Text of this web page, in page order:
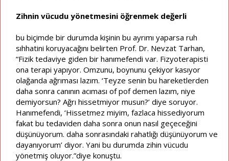
Zihnin vücudu yönetmesini öğrenmek değerli
bu biçimde bir durumda kişinin bu ayrımı yaparsa ruh
sıhhatini koruyacağını belirten Prof. Dr. Nevzat Tarhan,
“Fizik tedaviye giden bir hanımefendi var. Fizyoterapisti
ona terapi yapıyor. Omzunu, boynunu çekiyor kasıyor
olağanda ağrıması lazım. ‘Teyze senin bu hareketlerden
daha sonra canının acıması of pof demen lazım, niye
demiyorsun? Ağrı hissetmiyor musun?’ diye soruyor.
Hanımefendi, ‘Hissetmez miyim, fazlaca hissediyorum
fakat bu tedaviden daha sonra onun nasıl geçeceğini
düşünüyorum. daha sonrasındaki rahatlığı düşünüyorum ve
dayanıyorum’ diyor. Yani bu durumda zihin vücudu
yönetmiş oluyor.”diye konuştu.